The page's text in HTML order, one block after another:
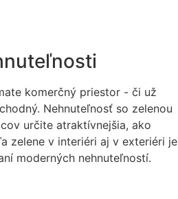
komerčný priestor - či už
Nehnuteľnosť so zelenou
určite atraktívnejšia, ako
zelene v interiéri aj v exteriéri je
moderných nehnuteľností.